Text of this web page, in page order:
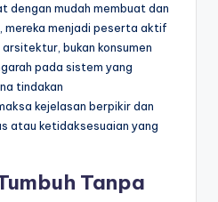
dengan mudah membuat dan
mereka menjadi peserta aktif
bukan konsumen
pada sistem yang
tindakan
kejelasan berpikir dan
atau ketidaksesuaian yang
Tanpa